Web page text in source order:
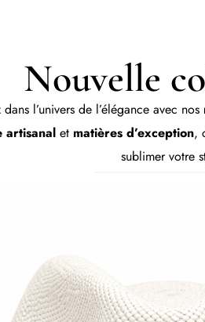
Nouvelle
l’univers de l’élégance avec nos
artisanalet matières d’exception,
sublimer votre